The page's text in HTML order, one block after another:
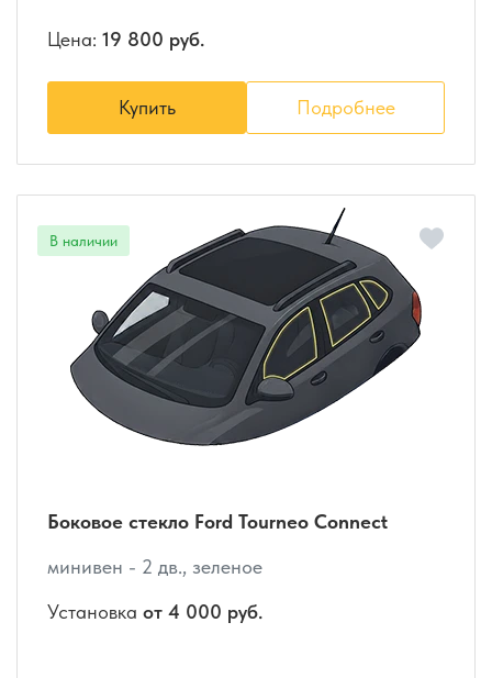
Цена: 19 800 руб.
Купить Подробнее
Боковое стекло Ford Tourneo Connect
минивен - 2 дв., зеленое
Установка от 4 000 руб.